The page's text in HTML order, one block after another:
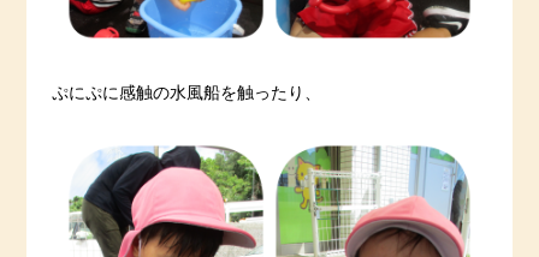
ぷにぷに感触の水風船を触ったり、